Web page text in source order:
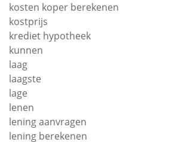
kosten koper berekenen
kostprijs
krediet hypotheek
kunnen
laag
laagste
lage
lenen
lening aanvragen
lening berekenen